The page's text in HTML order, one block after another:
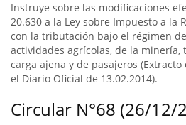
Instruye sobre las modificaciones
20.630 a la Ley sobre Impuesto a la
con la tributación bajo el régimen
actividades agrícolas, de la
carga ajena y de pasajeros
el Diario Oficial de 13.02.2014).
Circular N°68 (26/12/